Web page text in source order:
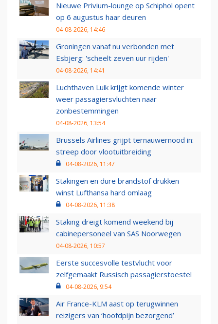
Nieuwe Privium-lounge op Schiphol opent
op 6 augustus haar deuren
04-08-2026, 14:46
Groningen vanaf nu verbonden met
Esbjerg: 'scheelt zeven uur rijden'
04-08-2026, 14:41
Luchthaven Luik krijgt komende winter
weer passagiersvluchten naar
zonbestemmingen
04-08-2026, 13:54
Brussels Airlines grijpt ternauwernood in:
streep door vlootuitbreiding
04-08-2026, 11:47
Stakingen en dure brandstof drukken
winst Lufthansa hard omlaag
04-08-2026, 11:38
Staking dreigt komend weekend bij
cabinepersoneel van SAS Noorwegen
04-08-2026, 10:57
Eerste succesvolle testvlucht voor
zelfgemaakt Russisch passagierstoestel
04-08-2026, 9:54
Air France-KLM aast op terugwinnen
reizigers van ‘hoofdpijn bezorgend’